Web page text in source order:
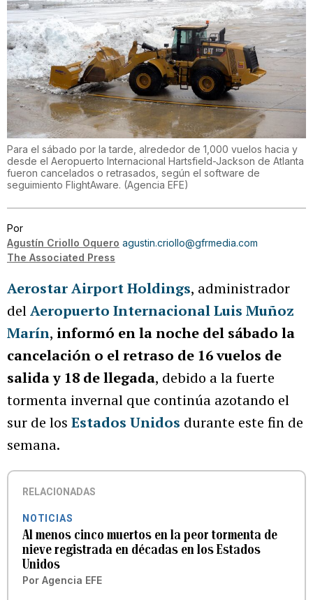
Para el sábado por la tarde, alrededor de 1,000 vuelos hacia y
desde el Aeropuerto Internacional Hartsfield-Jackson de Atlanta
fueron cancelados o retrasados, según el software de
seguimiento FlightAware. (Agencia EFE)
Por
Agustín Criollo Oquero agustin.criollo@gfrmedia.com
The Associated Press
Aerostar Airport Holdings, administrador
delAeropuerto Internacional Luis Muñoz
Marín, informó en la noche del sábado la
cancelación o el retraso de 16 vuelos de
salida y 18 de llegada, debido a la fuerte
tormenta invernal que continúa azotando el
sur de los Estados Unidos durante este fin de
semana.
RELACIONADAS
NOTICIAS
Al menos cinco muertos en la peor tormenta de
nieve registrada en décadas en los Estados
Unidos
Por Agencia EFE